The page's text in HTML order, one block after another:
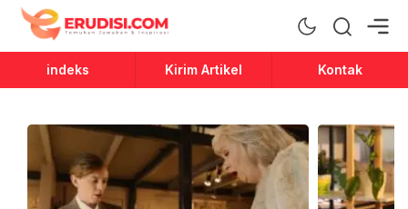
Erudisi
Temukan Jawaban dan Inspirasi
indeks Kirim Artikel Kontak